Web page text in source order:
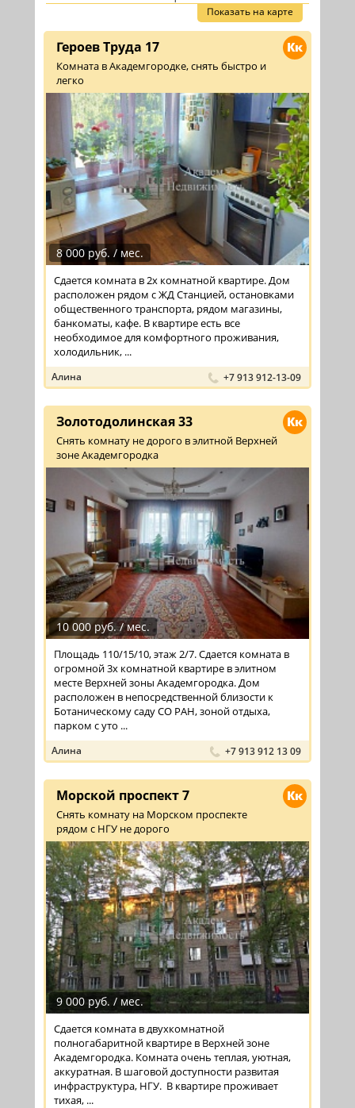
Показать на карте
Кк
Героев Труда 17
Комната в Академгородке, снять быстро и
легко
8 000 руб. / мес.
Сдается комната в 2х комнатной квартире. Дом
расположен рядом с ЖД Станцией, остановками
общественного транспорта, рядом магазины,
банкоматы, кафе. В квартире есть все
необходимое для комфортного проживания,
холодильник, ...
Алина +7 913 912-13-09
Кк
Золотодолинская 33
Снять комнату не дорого в элитной Верхней
зоне Академгородка
10 000 руб. / мес.
Площадь 110/15/10, этаж 2/7. Сдается комната в
огромной 3х комнатной квартире в элитном
месте Верхней зоны Академгородка. Дом
расположен в непосредственной близости к
Ботаническому саду СО РАН, зоной отдыха,
парком с уто ...
Алина +7 913 912 13 09
Кк
Морской проспект 7
Снять комнату на Морском проспекте
рядом с НГУ не дорого
9 000 руб. / мес.
Сдается комната в двухкомнатной
полногабаритной квартире в Верхней зоне
Академгородка. Комната очень теплая, уютная,
аккуратная. В шаговой доступности развитая
инфраструктура, НГУ. В квартире проживает
тихая, ...